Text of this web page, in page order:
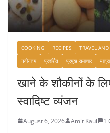
COOKING RECIPES TRAVEL
नवीनतम
प्रदर्शित प्रमुख समाचार यात्रा
खाने के शौकीनों के
स्वादिष्ट व्यंजन
August 6, 2026 Amit Kaul 1